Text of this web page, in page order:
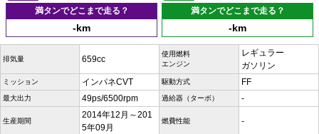
満タンでどこまで走る？
-km
満タンでどこまで走る？
-km
排気量 659cc
使用燃料
エンジン
レギュラー
ガソリン
ミッション インパネCVT 駆動方式 FF
最大出力 49ps/6500rpm 過給器（ターボ） -
生産期間
2014年12月～201
5年09月
燃費性能 -